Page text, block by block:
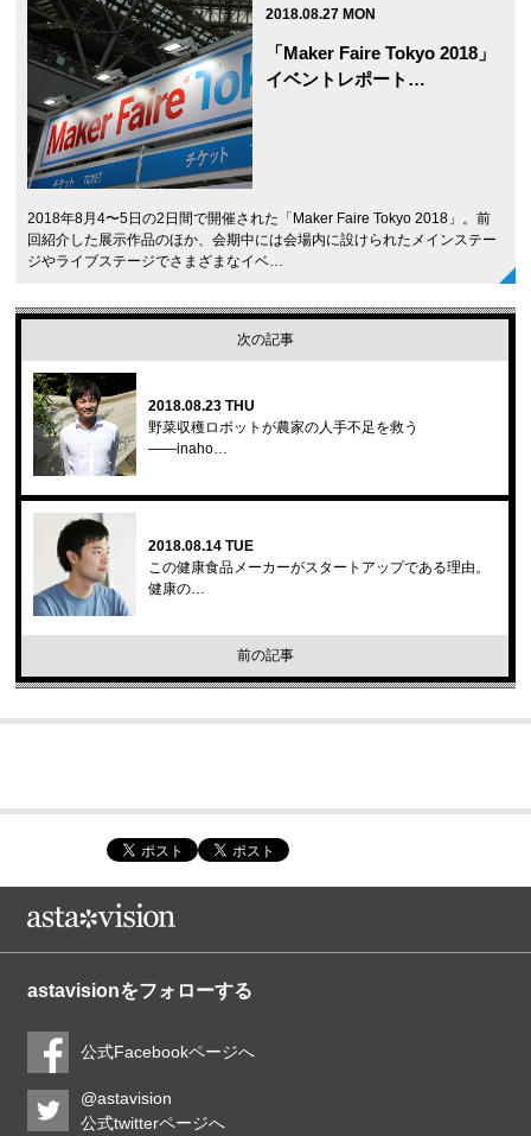
2018.08.27 MON
「Maker Faire Tokyo 2018」
イベントレポート…
2018年8月4〜5日の2日間で開催された「Maker Faire Tokyo 2018」。前
回紹介した展示作品のほか、会期中には会場内に設けられたメインステー
ジやライブステージでさまざまなイベ…
次の記事
2018.08.23 THU
野菜収穫ロボットが農家の人手不足を救う
――inaho…
2018.08.14 TUE
この健康食品メーカーがスタートアップである理由。
健康の…
前の記事
astavisionをフォローする
公式Facebookページへ
@astavision
公式twitterページへ